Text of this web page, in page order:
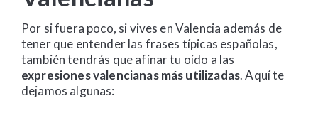
Por si fuera poco, si vives en Valencia además de
tener que entender las frases típicas españolas,
también tendrás que afinar tu oído a las
expresiones valencianas más utilizadas. Aquí te
dejamos algunas: